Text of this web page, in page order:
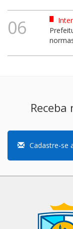
06
Cadastre-se